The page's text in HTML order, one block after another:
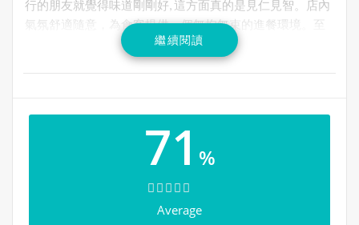
行的朋友就覺得味道剛剛好, 這方面真的是見仁見智。店內
氣氛舒適隨意，為食客提供一個無拘無束的進餐環境。至
於價錢方面則有點小貴，但還可以接受。
營業：星期日至四 11:30am-12am; 星期五及六 11:30am-
http://www.zakkushi.com/raijin/
繼續閱讀
71 %
Average